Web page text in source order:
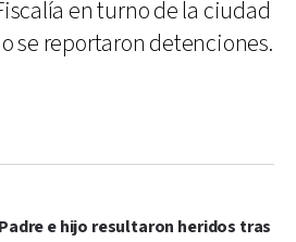
en turno de la ciudad
se reportaron detenciones.
Padre e hijo resultaron heridos tras